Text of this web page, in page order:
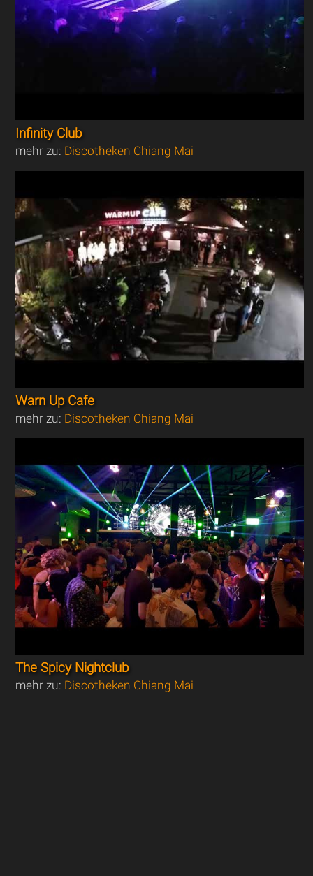
Infinity Club
mehr zu: Discotheken Chiang Mai
Warn Up Cafe
mehr zu: Discotheken Chiang Mai
The Spicy Nightclub
mehr zu: Discotheken Chiang Mai